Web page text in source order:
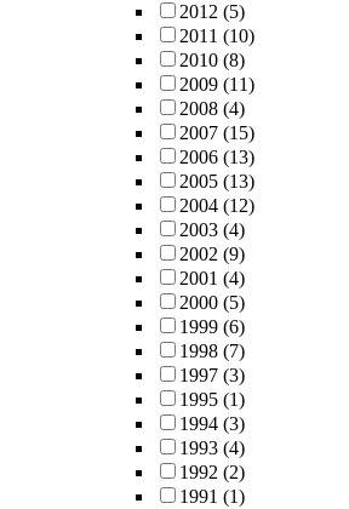
2012 (5)
2011 (10)
2010 (8)
2009 (11)
2008 (4)
2007 (15)
2006 (13)
2005 (13)
2004 (12)
2003 (4)
2002 (9)
2001 (4)
2000 (5)
1999 (6)
1998 (7)
1997 (3)
1995 (1)
1994 (3)
1993 (4)
1992 (2)
1991 (1)